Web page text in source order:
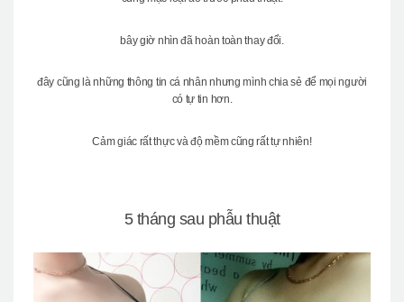
bây giờ nhìn đã hoàn toàn thay đổi.
đây cũng là những thông tin cá nhân nhưng mình chia sẻ để mọi người
có tự tin hơn.
Cảm giác rất thực và độ mềm cũng rất tự nhiên!
5 tháng sau phẫu thuật